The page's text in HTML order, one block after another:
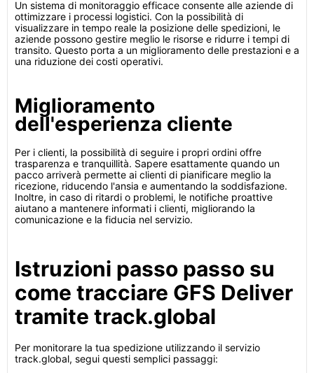
Un sistema di monitoraggio efficace consente alle aziende di
ottimizzare i processi logistici. Con la possibilità di
visualizzare in tempo reale la posizione delle spedizioni, le
aziende possono gestire meglio le risorse e ridurre i tempi di
transito. Questo porta a un miglioramento delle prestazioni e a
una riduzione dei costi operativi.
Miglioramento
dell'esperienza cliente
Per i clienti, la possibilità di seguire i propri ordini offre
trasparenza e tranquillità. Sapere esattamente quando un
pacco arriverà permette ai clienti di pianificare meglio la
ricezione, riducendo l'ansia e aumentando la soddisfazione.
Inoltre, in caso di ritardi o problemi, le notifiche proattive
aiutano a mantenere informati i clienti, migliorando la
comunicazione e la fiducia nel servizio.
Istruzioni passo passo su
come tracciare GFS Deliver
tramite track.global
Per monitorare la tua spedizione utilizzando il servizio
track.global, segui questi semplici passaggi: